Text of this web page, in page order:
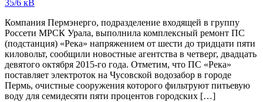
Компания Пермэнерго, подразделение входящей в группу
Россети МРСК Урала, выполнила комплексный ремонт ПС
(подстанция) «Река» напряжением от шести до тридцати пяти
киловольт, сообщили новостные агентства в четверг, двадцать
девятого октября 2015-го года. Отметим, что ПС «Река»
поставляет электроток на Чусовской водозабор в городе
Пермь, очистные сооружения которого фильтруют питьевую
воду для семидесяти пяти процентов городских […]